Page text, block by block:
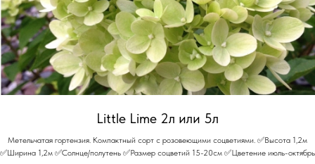
Little Lime 2л или 5л
Метельчатая гортензия. Компактный сорт с розовеющими соцветиями. ✅Высота 1,2м
✅Ширина 1,2м ✅Солнце/полутень ✅Размер соцветий 15-20см ✅Цветение июль-октябрь